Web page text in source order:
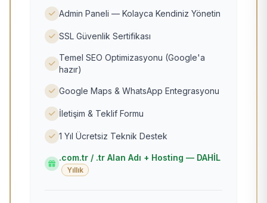
Admin Paneli — Kolayca Kendiniz Yönetin
SSL Güvenlik Sertifikası
Temel SEO Optimizasyonu (Google'a
hazır)
Google Maps & WhatsApp Entegrasyonu
İletişim & Teklif Formu
1 Yıl Ücretsiz Teknik Destek
.com.tr / .tr Alan Adı + Hosting — DAHİL
Yıllık